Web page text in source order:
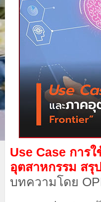
Use Case การ
อุตสาหกรรม สรุ
บทความโดย